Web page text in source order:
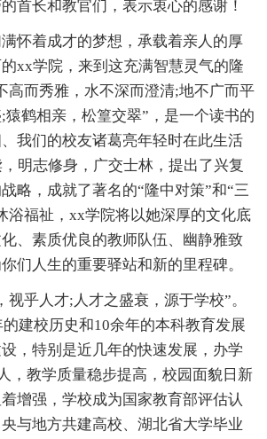
首长和教官们，表示衷心的感谢！
怀着成才的梦想，承载着亲人的厚
xx学院，来到这充满智慧灵气的隆
高而秀雅，水不深而澄清;地不广而平
鹤相亲，松篁交翠”，是一个读书的
我们的校友诸葛亮年轻时在此生活
明志修身，广交士林，提出了兴复
略，成就了著名的“隆中对策”和“三
浴福祉，xx学院将以她深厚的文化底
、素质优良的教师队伍、幽静雅致
们人生的重要驿站和新的里程碑。
视乎人才;人才之盛衰，源于学校”。
建校历史和10余年的本科教育发展
，特别是近几年的快速发展，办学
，教学质量稳步提高，校园面貌日新
增强，学校成为国家教育部评估认
与地方共建高校、湖北省大学毕业